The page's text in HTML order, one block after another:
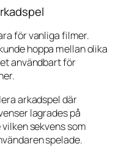
för vanliga filmer.
hoppa mellan olika
användbart för
arkadspel där
lagrades på
sekvens som
spelade.